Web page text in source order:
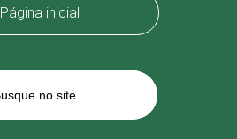
Página inicial